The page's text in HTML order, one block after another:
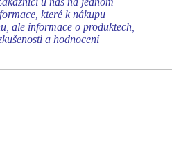
které k nákupu
ale informace o produktech,
a hodnocení